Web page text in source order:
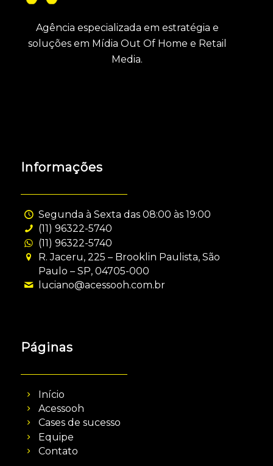
Agência especializada em estratégia e
soluções em Mídia Out Of Home e Retail
Media.
Informações
Segunda à Sexta das 08:00 às 19:00
(11) 96322-5740
(11) 96322-5740
R. Jaceru, 225 – Brooklin Paulista, São
Paulo – SP, 04705-000
luciano@acessooh.com.br
Páginas
Início
Acessooh
Cases de sucesso
Equipe
Contato